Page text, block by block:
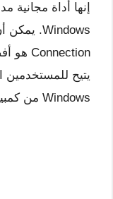
إنها أداة
يتيح للمستخدمين
Windows من كمبيوتر آخر.